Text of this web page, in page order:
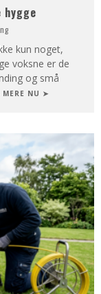
kun noget,
voksne er de
og små
NU ➤